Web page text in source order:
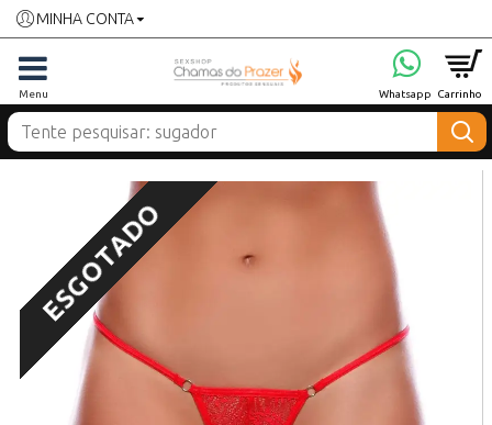
MINHA CONTA
ESGOTADO